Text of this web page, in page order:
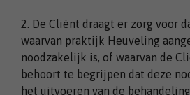
2. De Cliënt draagt er zorg voor
waarvan praktijk Heuveling
noodzakelijk is, of waarvan de
behoort te begrijpen dat deze
het uitvoeren van de